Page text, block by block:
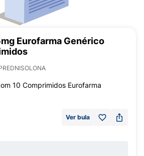
Eurofarma Genérico
10 Comprimidos Eurofarma
Ver bula